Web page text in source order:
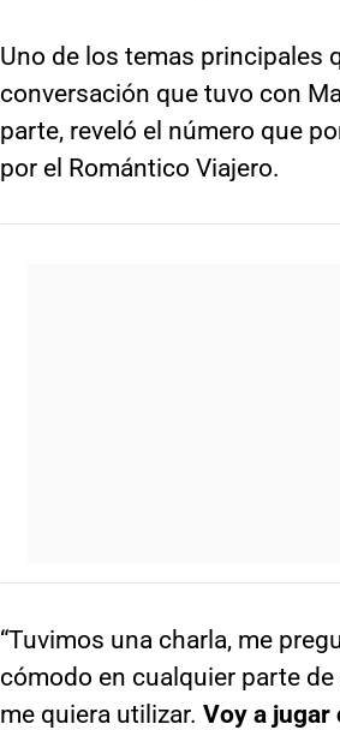
Uno de los temas principales
conversación que tuvo con
parte, reveló el número que
por el Romántico Viajero.
“Tuvimos una charla, me
cómodo en cualquier parte
me quiera utilizar. Voy a jugar